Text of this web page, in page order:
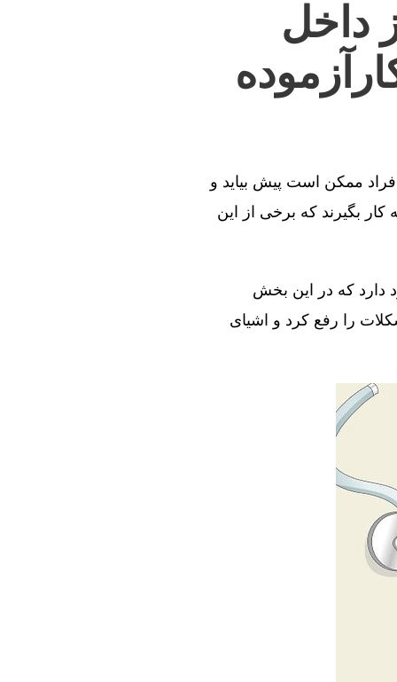
داخل
ممکن است پیش بیاید و
بگیرند که برخی از این
دارد که در این بخش
را رفع کرد و اشیای